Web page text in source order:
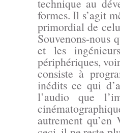
technique au
formes. Il s’agit
primordial de
Souvenons-nous
et les
périphériques,
consiste à
inédits ce qui
l’audio que
autrement